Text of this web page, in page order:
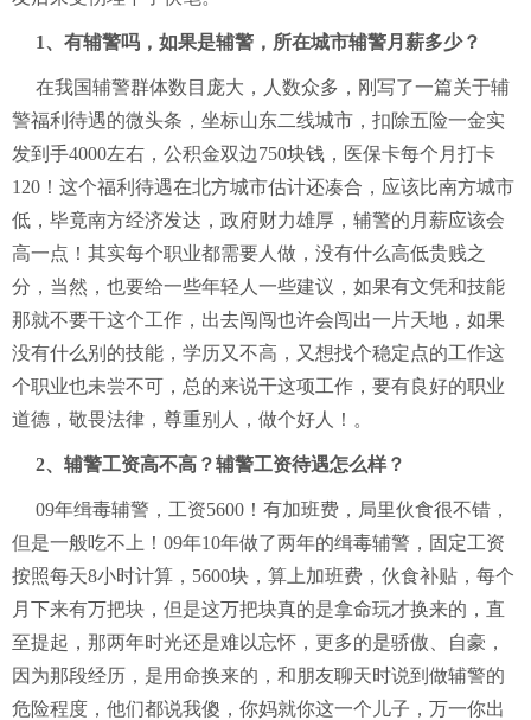
1、有辅警吗，如果是辅警，所在城市辅警月薪多少？
在我国辅警群体数目庞大，人数众多，刚写了一篇关于辅
警福利待遇的微头条，坐标山东二线城市，扣除五险一金实
发到手4000左右，公积金双边750块钱，医保卡每个月打卡
120！这个福利待遇在北方城市估计还凑合，应该比南方城市
低，毕竟南方经济发达，政府财力雄厚，辅警的月薪应该会
高一点！其实每个职业都需要人做，没有什么高低贵贱之
分，当然，也要给一些年轻人一些建议，如果有文凭和技能
那就不要干这个工作，出去闯闯也许会闯出一片天地，如果
没有什么别的技能，学历又不高，又想找个稳定点的工作这
个职业也未尝不可，总的来说干这项工作，要有良好的职业
道德，敬畏法律，尊重别人，做个好人！。
2、辅警工资高不高？辅警工资待遇怎么样？
09年缉毒辅警，工资5600！有加班费，局里伙食很不错，
但是一般吃不上！09年10年做了两年的缉毒辅警，固定工资
按照每天8小时计算，5600块，算上加班费，伙食补贴，每个
月下来有万把块，但是这万把块真的是拿命玩才换来的，直
至提起，那两年时光还是难以忘怀，更多的是骄傲、自豪，
因为那段经历，是用命换来的，和朋友聊天时说到做辅警的
危险程度，他们都说我傻，你妈就你这一个儿子，万一你出